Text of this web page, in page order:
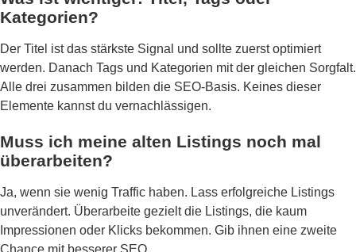
Kategorien?
Der Titel ist das stärkste Signal und sollte zuerst optimiert
werden. Danach Tags und Kategorien mit der gleichen Sorgfalt.
Alle drei zusammen bilden die SEO-Basis. Keines dieser
Elemente kannst du vernachlässigen.
Muss ich meine alten Listings noch mal
überarbeiten?
Ja, wenn sie wenig Traffic haben. Lass erfolgreiche Listings
unverändert. Überarbeite gezielt die Listings, die kaum
Impressionen oder Klicks bekommen. Gib ihnen eine zweite